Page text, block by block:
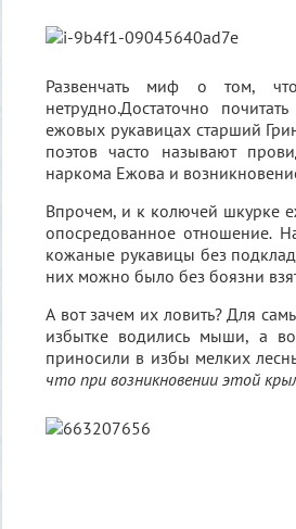
Развенчать миф о том,
нетрудно.Достаточно
ежовых рукавицах старший
поэтов часто называют
наркома Ежова и
Впрочем, и к колючей шкурке
опосредованное отношение.
кожаные рукавицы без
них можно было без боязни
А вот зачем их ловить? Для
избытке водились мыши, а
приносили в избы мелких
что при возникновении этой